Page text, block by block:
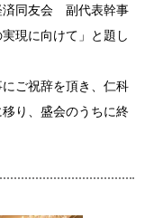
済同友会 副代表幹事
現に向けて」と題し
ご祝辞を頂き、仁科
り、盛会のうちに終